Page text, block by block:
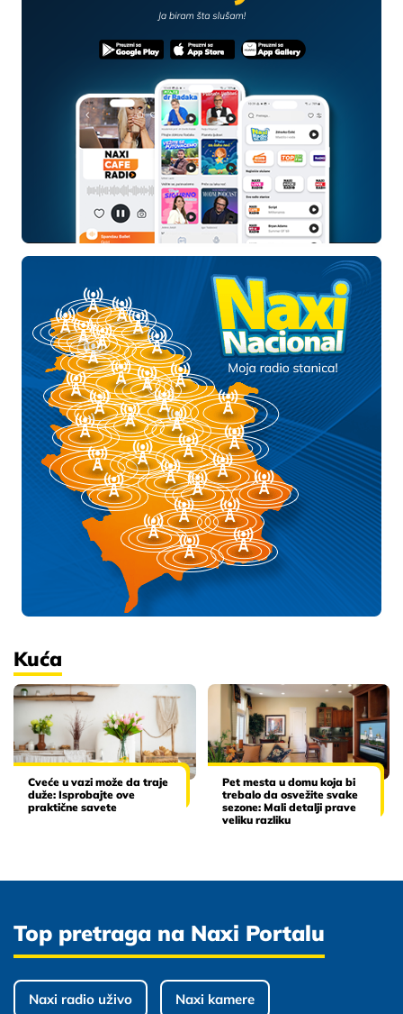
Kuća
Cveće u vazi može da traje
duže: Isprobajte ove
praktične savete
Pet mesta u domu koja bi
trebalo da osvežite svake
sezone: Mali detalji prave
veliku razliku
Top pretraga na Naxi Portalu
Naxi radio uživo Naxi kamere